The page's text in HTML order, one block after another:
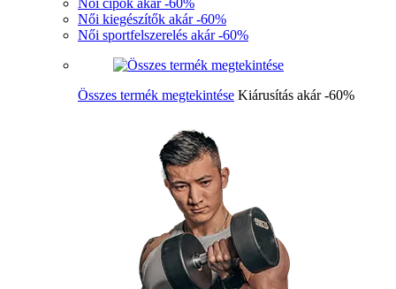
Női cipők akár -60%
Női kiegészítők akár -60%
Női sportfelszerelés akár -60%
Összes termék megtekintése Kiárusítás akár -60%